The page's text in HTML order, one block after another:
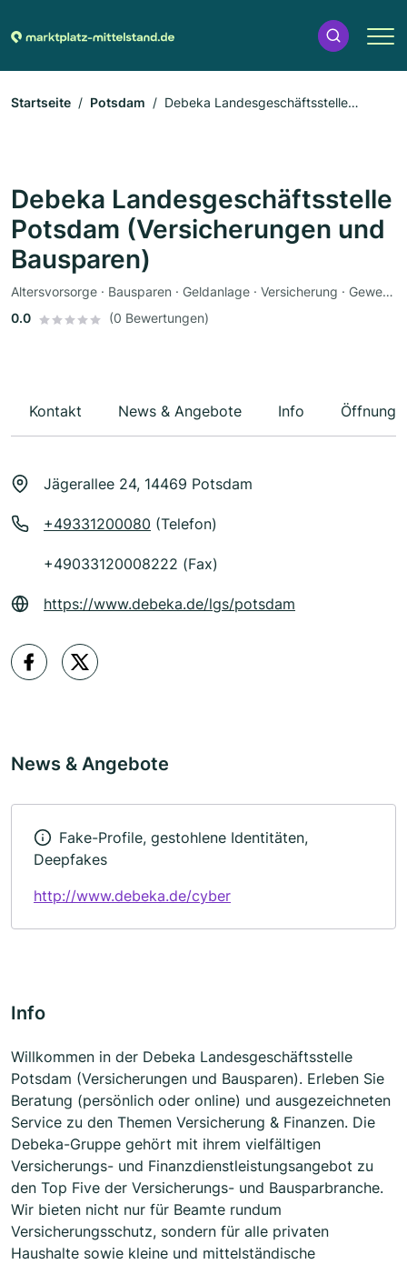
Startseite Potsdam
Debeka Landesgeschäftsstelle
Debeka Landesgeschäftsstelle
Potsdam (Versicherungen und
Bausparen)
Altersvorsorge · Bausparen · Geldanlage · Versicherung · Gewerbeversicherung · Autoversicherung · Krankenversicherung · Lebensversicherung · Rentenversicherung
0.0
(0 Bewertungen)
Kontakt News & Angebote Info
Jägerallee 24, 14469 Potsdam
+49331200080 (Telefon)
+49033120008222 (Fax)
https://www.debeka.de/lgs/potsdam
News & Angebote
Fake-Profile, gestohlene Identitäten,
Deepfakes
http://www.debeka.de/cyber
Info
Willkommen in der Debeka Landesgeschäftsstelle
Potsdam (Versicherungen und Bausparen). Erleben Sie
Beratung (persönlich oder online) und ausgezeichneten
Service zu den Themen Versicherung & Finanzen. Die
Debeka-Gruppe gehört mit ihrem vielfältigen
Versicherungs- und Finanzdienstleistungsangebot zu
den Top Five der Versicherungs- und Bausparbranche.
Wir bieten nicht nur für Beamte rundum
Versicherungsschutz, sondern für alle privaten
Haushalte sowie kleine und mittelständische